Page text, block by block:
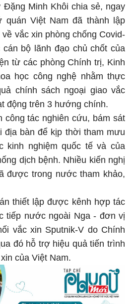
Minh Khôi chia sẻ, ngay
Việt Nam đã thành lập
vắc xin phòng chống Covid-
cán bộ lãnh đạo chủ chốt của
từ các phòng Chính trị, Kinh
học công nghệ nhằm thực
chính sách ngoại giao vắc
động trên 3 hướng chính.
công tác nghiên cứu, bám sát
địa bàn để kịp thời tham mưu
kinh nghiệm quốc tế và của
dịch bệnh. Nhiều kiến nghị
được trong nước tham khảo,
thiết lập được kênh hợp tác
tiếp nước ngoài Nga - đơn vị
vắc xin Sputnik-V do Chính
đó hỗ trợ hiệu quả tiến trình
của Việt Nam.